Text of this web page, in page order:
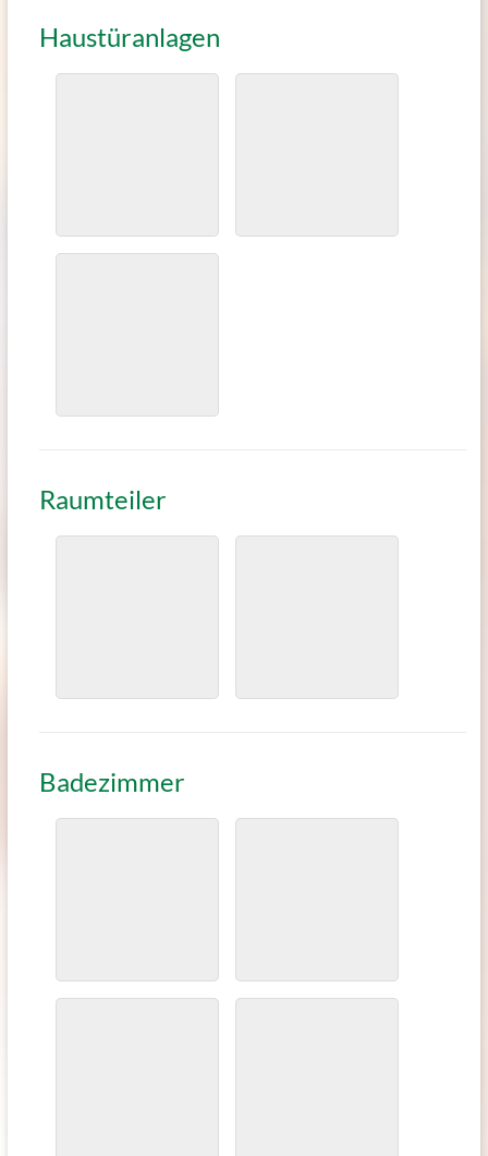
Haustüranlagen
Raumteiler
Badezimmer